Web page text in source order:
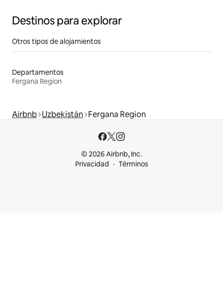
Destinos para explorar
Otros tipos de alojamientos
Departamentos
Fergana Region
Airbnb Uzbekistán Fergana Region
© 2026 Airbnb, Inc.
Privacidad
Términos